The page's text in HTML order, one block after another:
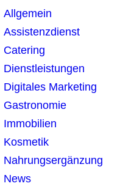
Allgemein
Assistenzdienst
Catering
Dienstleistungen
Digitales Marketing
Gastronomie
Immobilien
Kosmetik
Nahrungsergänzung
News